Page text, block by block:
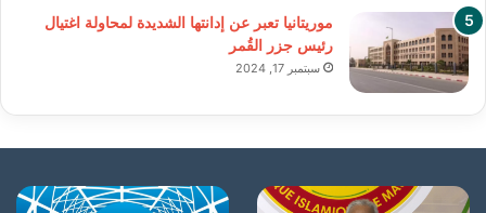
موريتانيا تعبر عن إدانتها الشديدة لمحاولة اغتيال
رئيس جزر القُمر
سبتمبر 17, 2024